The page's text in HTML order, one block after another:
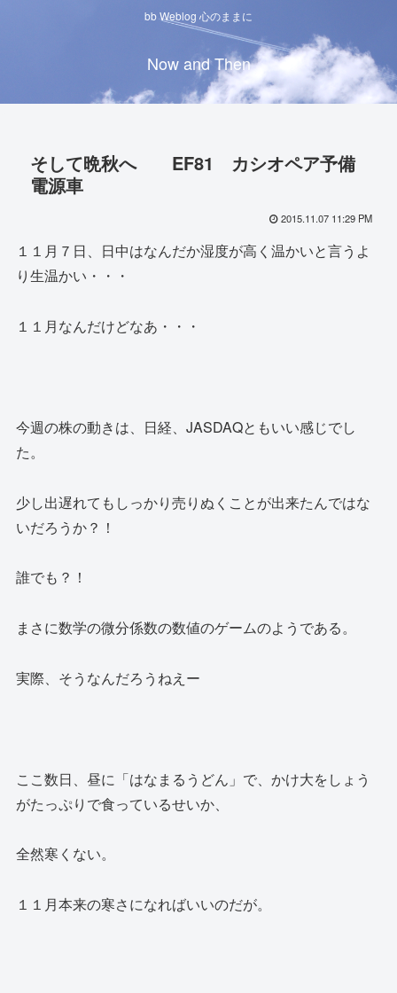
bb Weblog 心のままに
Now and Then
そして晩秋へ EF81 カシオペア予備
電源車
2015.11.07 11:29 PM
１１月７日、日中はなんだか湿度が高く温かいと言うよ
り生温かい・・・
１１月なんだけどなあ・・・
今週の株の動きは、日経、JASDAQともいい感じでし
た。
少し出遅れてもしっかり売りぬくことが出来たんではな
いだろうか？！
誰でも？！
まさに数学の微分係数の数値のゲームのようである。
実際、そうなんだろうねえー
ここ数日、昼に「はなまるうどん」で、かけ大をしょう
がたっぷりで食っているせいか、
全然寒くない。
１１月本来の寒さになればいいのだが。